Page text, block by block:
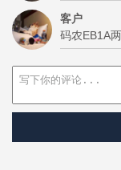
客户
码农EB1A